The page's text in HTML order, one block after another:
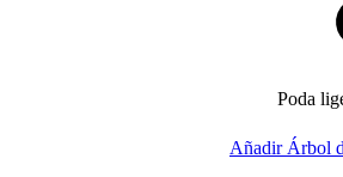
Poda
Añadir Árbol